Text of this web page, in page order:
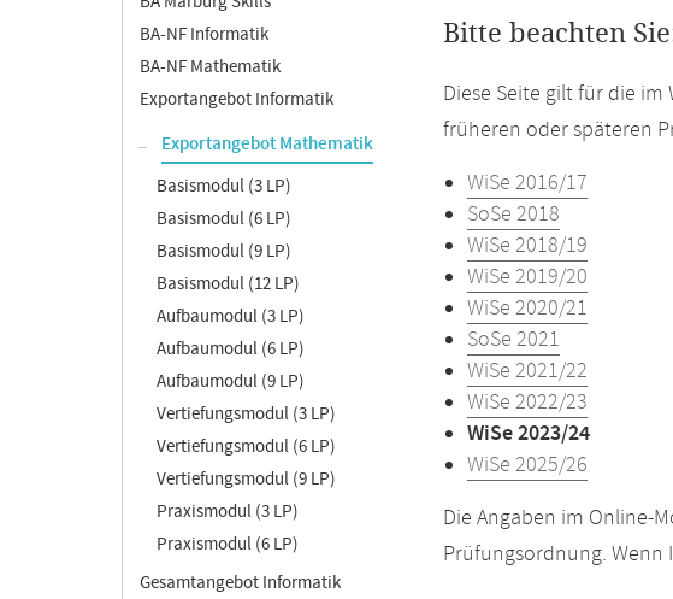
BA-NF Informatik
BA-NF Mathematik
Exportangebot Informatik
Exportangebot Mathematik
Basismodul (3 LP)
Basismodul (6 LP)
Basismodul (9 LP)
Basismodul (12 LP)
Aufbaumodul (3 LP)
Aufbaumodul (6 LP)
Aufbaumodul (9 LP)
Vertiefungsmodul (3 LP)
Vertiefungsmodul (6 LP)
Vertiefungsmodul (9 LP)
Praxismodul (3 LP)
Praxismodul (6 LP)
Gesamtangebot Informatik
Bitte beachten
Diese Seite gilt für die
früheren oder späteren
WiSe 2016/17
SoSe 2018
WiSe 2018/19
WiSe 2019/20
WiSe 2020/21
SoSe 2021
WiSe 2021/22
WiSe 2022/23
WiSe 2023/24
WiSe 2025/26
Die Angaben im Online-
Prüfungsordnung.